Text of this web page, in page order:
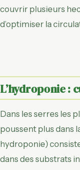
couvrir plusieurs
d’optimiser la
L’hydroponie :
Dans les serres les
poussent plus dans
hydroponie)
dans des substrats